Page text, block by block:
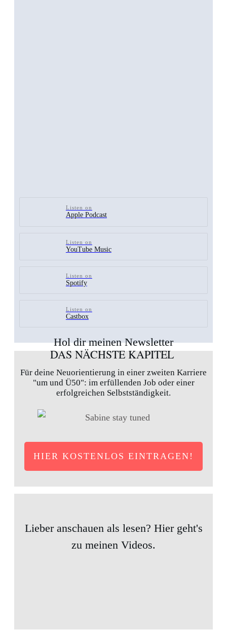
Listen on
Apple Podcast
Listen on
YouTube Music
Listen on
Spotify
Listen on
Castbox
Hol dir meinen Newsletter
DAS NÄCHSTE KAPITEL
Für deine Neuorientierung in einer zweiten Karriere
"um und Ü50": im erfüllenden Job oder einer
erfolgreichen Selbstständigkeit.
HIER KOSTENLOS EINTRAGEN!
Lieber anschauen als lesen? Hier geht's
zu meinen Videos.